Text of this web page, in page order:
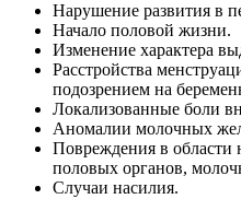
Нарушение развития в
Начало половой жизни.
Изменение характера
Расстройства
подозрением на
Локализованные боли
Аномалии молочных
Повреждения в
половых органов,
Случаи насилия.